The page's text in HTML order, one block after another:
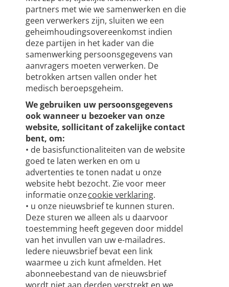
partners met wie we samenwerken en die
geen verwerkers zijn, sluiten we een
geheimhoudingsovereenkomst indien
deze partijen in het kader van die
samenwerking persoonsgegevens van
aanvragers moeten verwerken. De
betrokken artsen vallen onder het
medisch beroepsgeheim.
We gebruiken uw persoonsgegevens
ook wanneer u bezoeker van onze
website, sollicitant of zakelijke contact
bent, om:
• de basisfunctionaliteiten van de website
goed te laten werken en om u
advertenties te tonen nadat u onze
website hebt bezocht. Zie voor meer
informatie onzecookie verklaring.
• u onze nieuwsbrief te kunnen sturen.
Deze sturen we alleen als u daarvoor
toestemming heeft gegeven door middel
van het invullen van uw e-mailadres.
Iedere nieuwsbrief bevat een link
waarmee u zich kunt afmelden. Het
abonneebestand van de nieuwsbrief